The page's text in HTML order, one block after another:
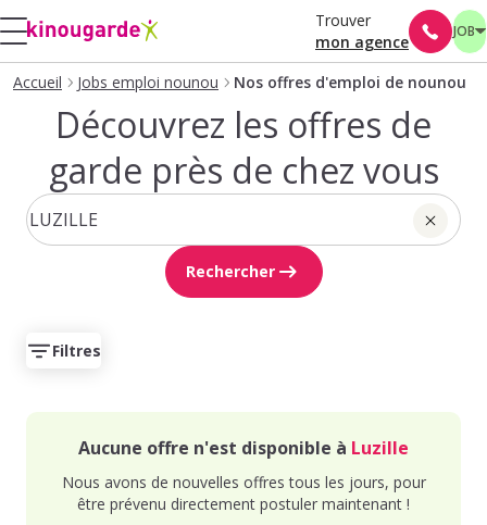
Trouver
mon agence
JOB
Accueil Jobs emploi nounou Nos offres d'emploi de nounou
Découvrez les offres de
garde près de chez vous
Rechercher
Filtres
Aucune offre n'est disponible à Luzille
Nous avons de nouvelles offres tous les jours, pour
être prévenu directement postuler maintenant !